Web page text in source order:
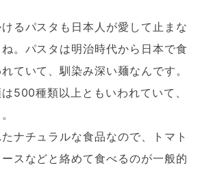
るパスタも日本人が愛して止まな
。パスタは明治時代から日本で食
ていて、馴染み深い麺なんです。
500種類以上ともいわれていて、
ナチュラルな食品なので、トマト
スなどと絡めて食べるのが一般的